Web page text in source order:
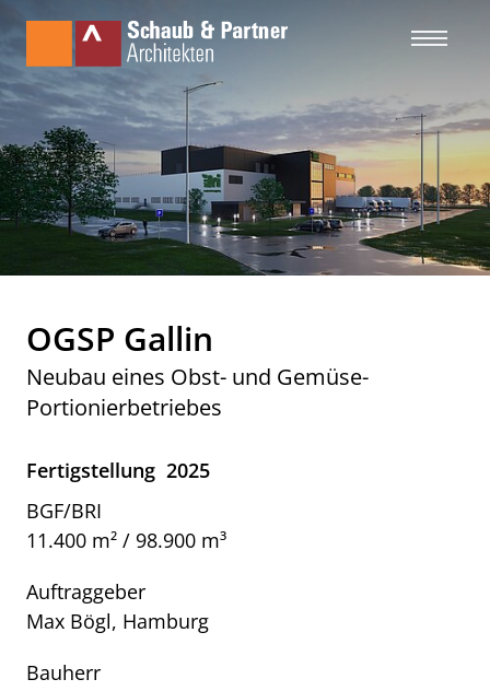
OGSP Gallin
Neubau eines Obst- und Gemüse-
Portionierbetriebes
Fertigstellung 2025
BGF/BRI
11.400 m² / 98.900 m³
Auftraggeber
Max Bögl, Hamburg
Bauherr